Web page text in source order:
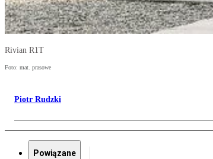
Rivian R1T
Foto: mat. prasowe
Piotr Rudzki
Powiązane